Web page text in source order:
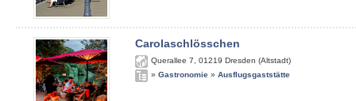
Carolaschlösschen
Querallee 7 01219 Dresden (Altstadt)
» Gastronomie » Ausflugsgaststätte